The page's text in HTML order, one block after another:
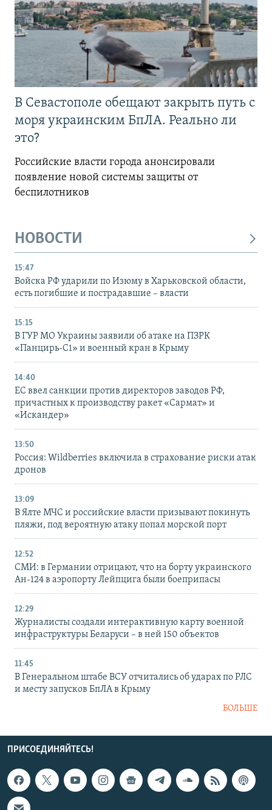
В Севастополе обещают закрыть путь с
моря украинским БпЛА. Реально ли
это?
Российские власти города анонсировали
появление новой системы защиты от
беспилотников
НОВОСТИ
15:47
Войска РФ ударили по Изюму в Харьковской области,
есть погибшие и пострадавшие – власти
15:15
В ГУР МО Украины заявили об атаке на ПЗРК
«Панцирь-С1» и военный кран в Крыму
14:40
ЕС ввел санкции против директоров заводов РФ,
причастных к производству ракет «Сармат» и
«Искандер»
13:50
Россия: Wildberries включила в страхование риски атак
дронов
13:09
В Ялте МЧС и российские власти призывают покинуть
пляжи, под вероятную атаку попал морской порт
12:52
СМИ: в Германии отрицают, что на борту украинского
Ан-124 в аэропорту Лейпцига были боеприпасы
12:29
Журналисты создали интерактивную карту военной
инфраструктуры Беларуси – в ней 150 объектов
11:45
В Генеральном штабе ВСУ отчитались об ударах по РЛС
и месту запусков БпЛА в Крыму
БОЛЬШЕ
ПРИСОЕДИНЯЙТЕСЬ!